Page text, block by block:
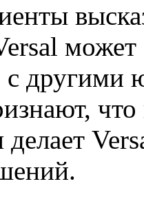
другими
что
делает